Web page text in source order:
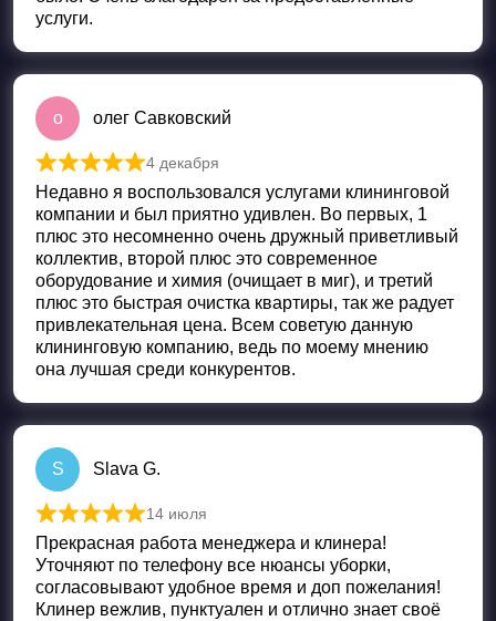
услуги.
о олег Савковский
Оценка 5 из 5
4 декабря
Недавно я воспользовался услугами клининговой
компании и был приятно удивлен. Во первых, 1
плюс это несомненно очень дружный приветливый
коллектив, второй плюс это современное
оборудование и химия (очищает в миг), и третий
плюс это быстрая очистка квартиры, так же радует
привлекательная цена. Всем советую данную
клининговую компанию, ведь по моему мнению
она лучшая среди конкурентов.
S Slava G.
Оценка
14 июля
Прекрасная работа менеджера и клинера!
Уточняют по телефону все нюансы уборки,
согласовывают удобное время и доп пожелания!
Клинер вежлив, пунктуален и отлично знает своё